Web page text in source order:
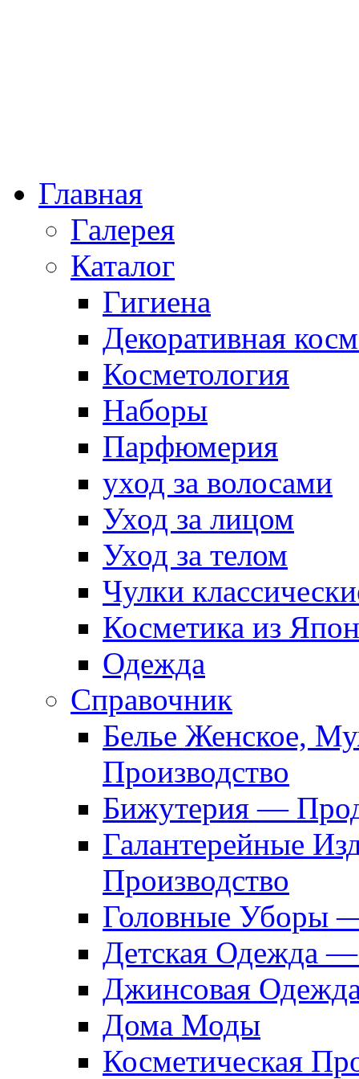
Главная
Галерея
Каталог
Гигиена
Декоративная
Косметология
Наборы
Парфюмерия
уход за волосами
Уход за лицом
Уход за телом
Чулки
Косметика из
Одежда
Справочник
Белье Женское,
Производство
Бижутерия —
Галантерейные
Производство
Головные Уборы
Детская Одежда
Джинсовая
Дома Моды
Косметическая